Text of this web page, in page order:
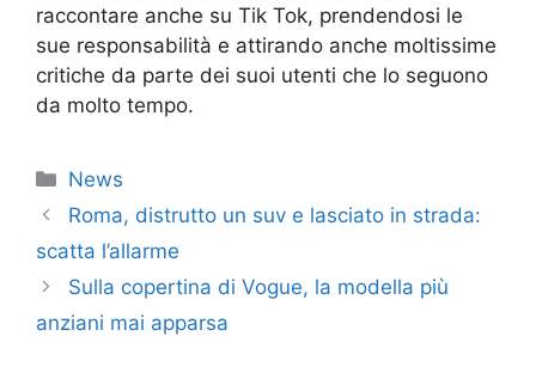
raccontare anche su Tik Tok, prendendosi le
sue responsabilità e attirando anche moltissime
critiche da parte dei suoi utenti che lo seguono
da molto tempo.
Categorie
News
Roma, distrutto un suv e lasciato in strada:
scatta l’allarme
Sulla copertina di Vogue, la modella più
anziani mai apparsa